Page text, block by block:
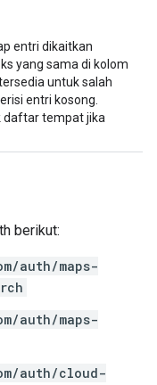
entri dikaitkan
yang sama di kolom
untuk salah
entri kosong.
daftar tempat jika
berikut:
auth/maps-
auth/maps-
auth/cloud-